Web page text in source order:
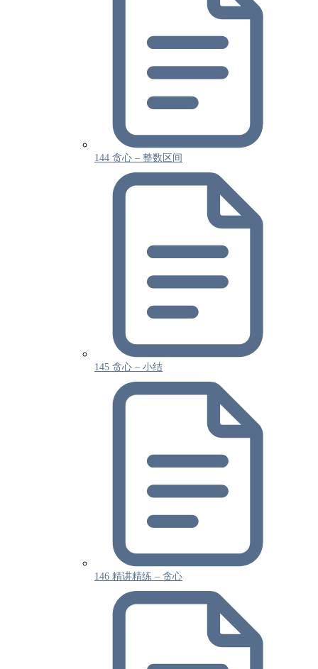
144 贪心 – 整数区间
145 贪心 – 小结
146 精讲精练 – 贪心